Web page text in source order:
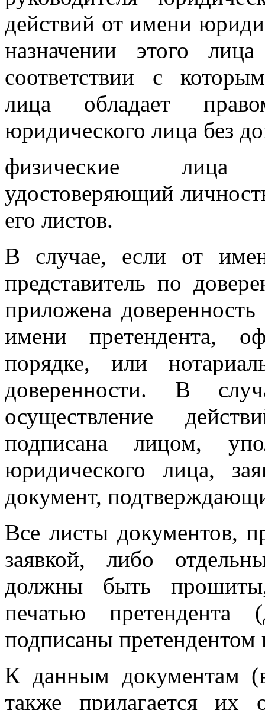
действий от имени
назначении этого
соответствии с
лица обладает
юридического лица без
физические лица
удостоверяющий
его листов.
В случае, если от
представитель по
приложена
имени претендента,
порядке, или
доверенности. В
осуществление
подписана лицом,
юридического лица,
документ,
Все листы документов,
заявкой, либо
должны быть
печатью
подписаны претендентом
К данным документам
также прилагается их